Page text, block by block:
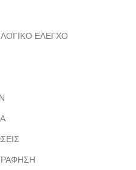
ΕΛΕΓΧΟ